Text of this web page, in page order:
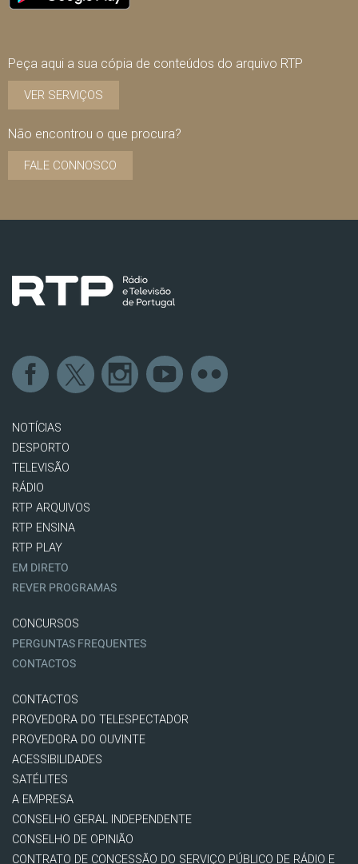
Peça aqui a sua cópia de conteúdos do arquivo RTP
VER SERVIÇOS
Não encontrou o que procura?
FALE CONNOSCO
NOTÍCIAS
DESPORTO
TELEVISÃO
RÁDIO
RTP ARQUIVOS
RTP ENSINA
RTP PLAY
EM DIRETO
REVER PROGRAMAS
CONCURSOS
PERGUNTAS FREQUENTES
CONTACTOS
CONTACTOS
PROVEDORA DO TELESPECTADOR
PROVEDORA DO OUVINTE
ACESSIBILIDADES
SATÉLITES
A EMPRESA
CONSELHO GERAL INDEPENDENTE
CONSELHO DE OPINIÃO
CONTRATO DE CONCESSÃO DO SERVIÇO PÚBLICO DE RÁDIO E